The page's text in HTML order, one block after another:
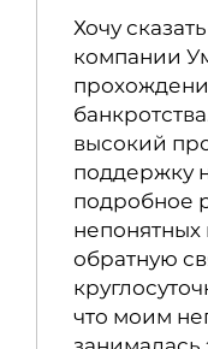
Хочу
компании
высокий
поддержку
подробное
непонятных
обратную
что моим